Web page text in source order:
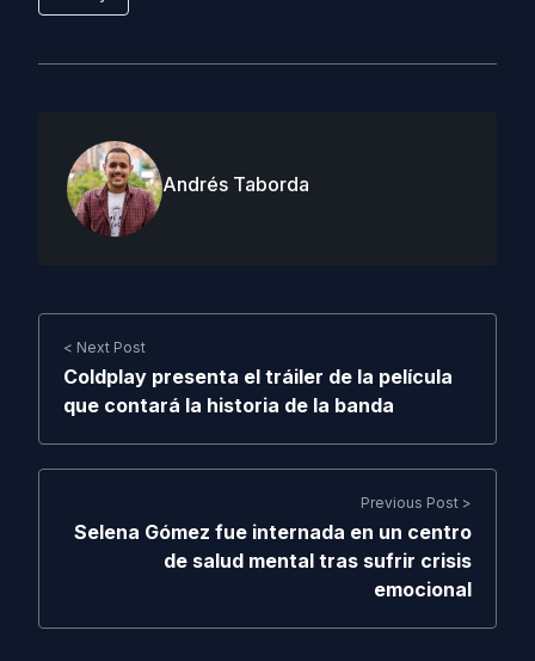
Andrés Taborda
< Next Post
Coldplay presenta el tráiler de la película
que contará la historia de la banda
Previous Post >
Selena Gómez fue internada en un centro
de salud mental tras sufrir crisis
emocional